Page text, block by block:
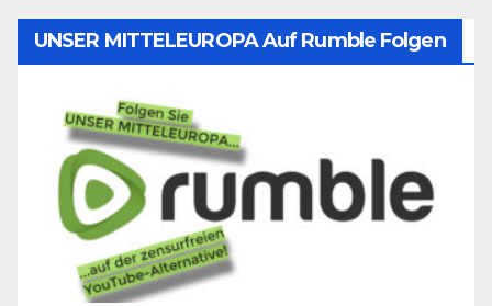
UNSER MITTELEUROPA Auf Rumble Folgen